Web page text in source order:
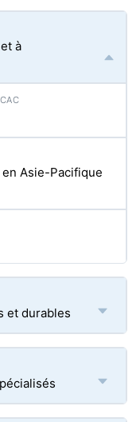
à
Asie-Pacifique
et durables